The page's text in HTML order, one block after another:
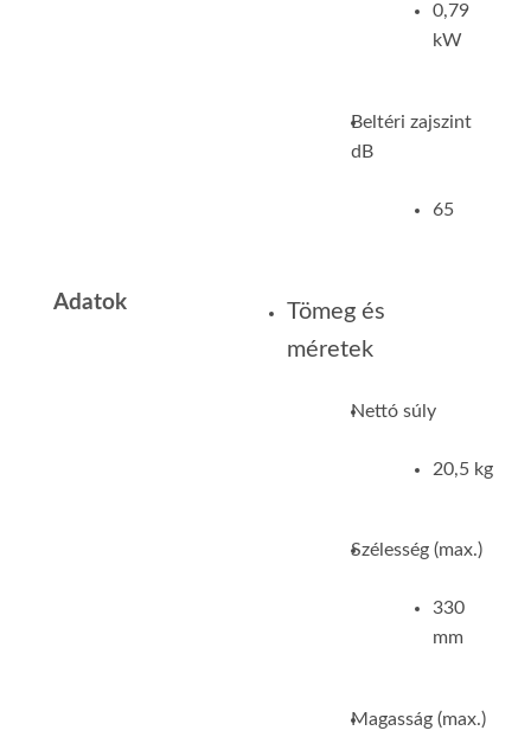
Adatok
0,79
kW
Beltéri zajszint
dB
65
Tömeg és
méretek
Nettó súly
20,5 kg
Szélesség (max.)
330
mm
Magasság (max.)